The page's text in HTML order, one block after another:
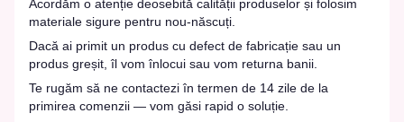
Acordăm o atenție deosebită calității produselor și folosim
materiale sigure pentru nou-născuți.
Dacă ai primit un produs cu defect de fabricație sau un
produs greșit, îl vom înlocui sau vom returna banii.
Te rugăm să ne contactezi în termen de 14 zile de la
primirea comenzii — vom găsi rapid o soluție.